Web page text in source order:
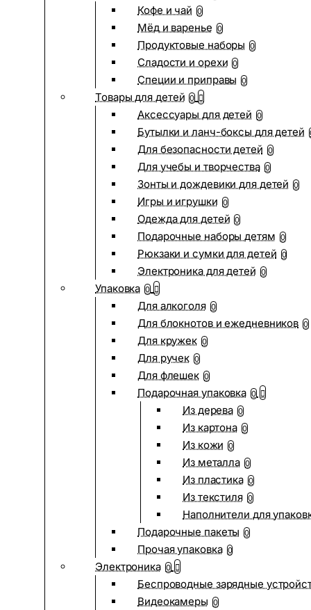
Кофе и чай 0
Мёд и варенье 0
Продуктовые наборы 0
Сладости и орехи 0
Специи и приправы 0
Товары для детей 0
Аксессуары для детей 0
Бутылки и ланч-боксы для детей
Для безопасности детей 0
Для учебы и творчества 0
Зонты и дождевики для детей 0
Игры и игрушки 0
Одежда для детей 0
Подарочные наборы детям 0
Рюкзаки и сумки для детей 0
Электроника для детей 0
Упаковка 0
Для алкоголя 0
Для блокнотов и ежедневников 0
Для кружек 0
Для ручек 0
Для флешек 0
Подарочная упаковка 0
Из дерева 0
Из картона 0
Из кожи 0
Из металла 0
Из пластика 0
Из текстиля 0
Наполнители для
Подарочные пакеты 0
Прочая упаковка 0
Электроника 0
Беспроводные зарядные
Видеокамеры 0